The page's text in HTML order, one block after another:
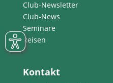
Club-Newsletter
Club-News
Seminare
Reisen
Kontakt